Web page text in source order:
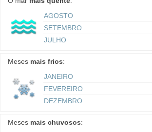
AGOSTO
SETEMBRO
JULHO
Meses mais frios:
JANEIRO
FEVEREIRO
DEZEMBRO
Meses mais chuvosos: